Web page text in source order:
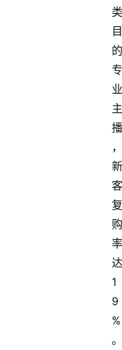
类
目
的
专
业
主
播
，
新
客
复
购
率
达
1
9
%
。